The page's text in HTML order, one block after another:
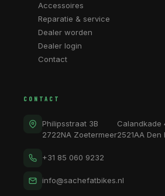
Accessoires
Reparatie & service
Dealer worden
Dealer login
Contact
CONTACT
Philipsstraat 3B
2722NA Zoetermeer
Calandkade
2521AA Den
+31 85 060 9232
info@sachefatbikes.nl